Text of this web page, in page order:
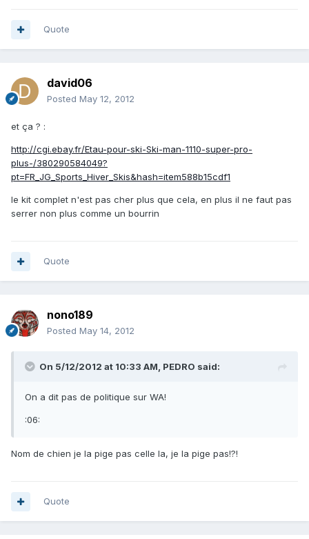
Quote
david06
Posted May 12, 2012
et ça ? :
http://cgi.ebay.fr/Etau-pour-ski-Ski-man-1110-super-pro-
plus-/380290584049?
pt=FR_JG_Sports_Hiver_Skis&hash=item588b15cdf1
le kit complet n'est pas cher plus que cela, en plus il ne faut pas
serrer non plus comme un bourrin
Quote
nono189
Posted May 14, 2012
On 5/12/2012 at 10:33 AM, PEDRO said:
On a dit pas de politique sur WA!
:06:
Nom de chien je la pige pas celle la, je la pige pas!?!
Quote